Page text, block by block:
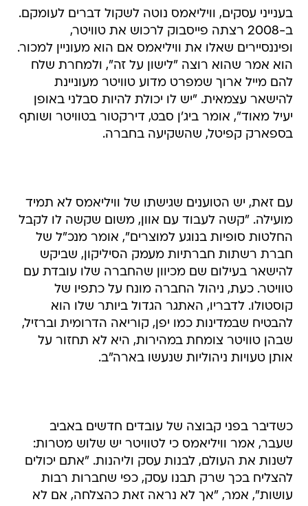
בענייני עסקים, וויליאמס נוטה לשקול דברים לעומקם.
ב-2008 רצתה פייסבוק לרכוש את טוויטר,
ופיננסיירים שאלו את וויליאמס אם הוא מעוניין למכור.
הוא אמר שהוא רוצה "לישון על זה", ולמחרת שלח
להם מייל ארוך שמפרט מדוע טוויטר מעוניינת
להישאר עצמאית. "יש לו יכולת להיות סבלני באופן
יעיל מאוד", אומר ביג'ן סבט, דירקטור בטוויטר ושותף
בספארק קפיטל, שהשקיעה בחברה.
עם זאת, יש הטוענים שגישתו של וויליאמס לא תמיד
מועילה. "קשה לעבוד עם אוון, משום שקשה לו לקבל
החלטות סופיות בנוגע למוצרים", אומר מנכ"ל של
חברת רשתות חברתיות מעמק הסיליקון, שביקש
להישאר בעילום שם מכיוון שהחברה שלו עובדת עם
טוויטר. כעת, ניהול החברה מונח על כתפיו של
קוסטולו. לדבריו, האתגר הגדול ביותר שלו הוא
להבטיח שבמדינות כמו יפן, קוריאה הדרומית וברזיל,
שבהן טוויטר צומחת במהירות, היא לא תחזור על
אותן טעויות ניהוליות שנעשו בארה"ב.
כשדיבר בפני קבוצה של עובדים חדשים באביב
שעבר, אמר וויליאמס כי לטוויטר יש שלוש מטרות:
לשנות את העולם, לבנות עסק וליהנות. "אתם יכולים
להצליח בכך שרק תבנו עסק, כפי שחברות רבות
עושות", אמר, "אך לא נראה זאת כהצלחה, אם לא